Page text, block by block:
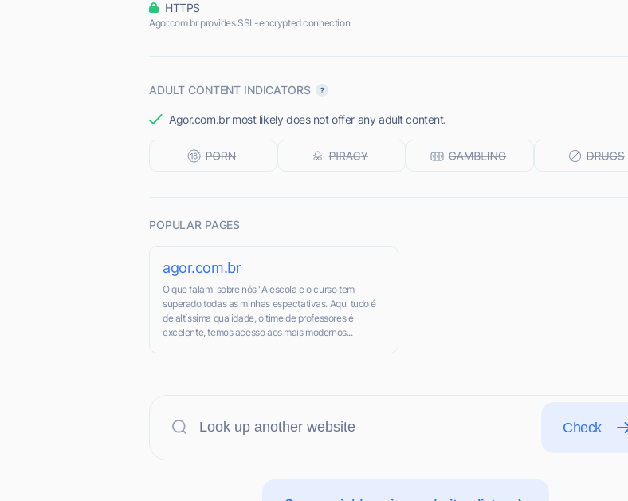
HTTPS
Agor.com.br provides SSL-encrypted connection.
ADULT CONTENT INDICATORS
Agor.com.br most likely does not offer any adult content.
POPULAR PAGES
agor.com.br
O que falam sobre nós "A escola e o curso tem
superado todas as minhas espectativas. Aqui tudo é
de altíssima qualidade, o time de professores é
excelente, temos acesso aos mais modernos...
Check